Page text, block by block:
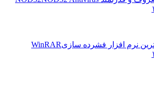
نرم افزار فشرده سازیWinRAR